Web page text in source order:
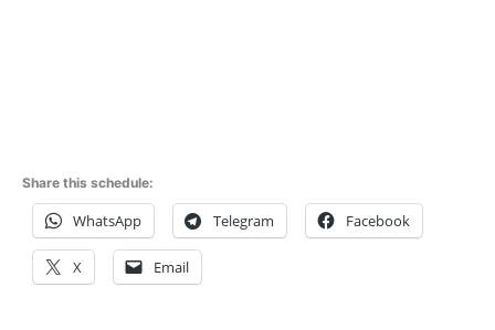
Share this schedule:
WhatsApp Telegram Facebook
X Email